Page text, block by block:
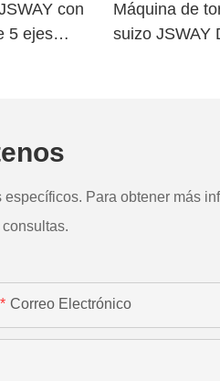
con
5 ejes
Máquina de
suizo JSWAY
Para obtener más
Correo Electrónico